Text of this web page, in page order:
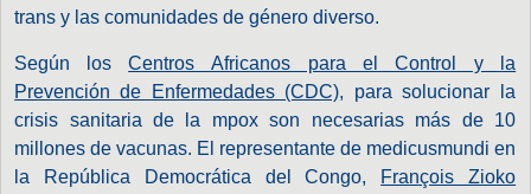
trans y las comunidades de género diverso.
Según losCentros Africanos para el Control y la
Prevención de Enfermedades (CDC), para solucionar la
crisis sanitaria de la mpox son necesarias más de 10
millones de vacunas. El representante de medicusmundi en
la República Democrática del Congo,
François Zioko